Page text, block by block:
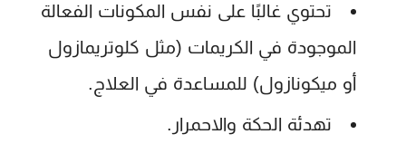
تحتوي غالبًا على نفس المكونات الفعالة
الموجودة في الكريمات (مثل كلوتريمازول
أو ميكونازول) للمساعدة في العلاج.
تهدئة الحكة والاحمرار.